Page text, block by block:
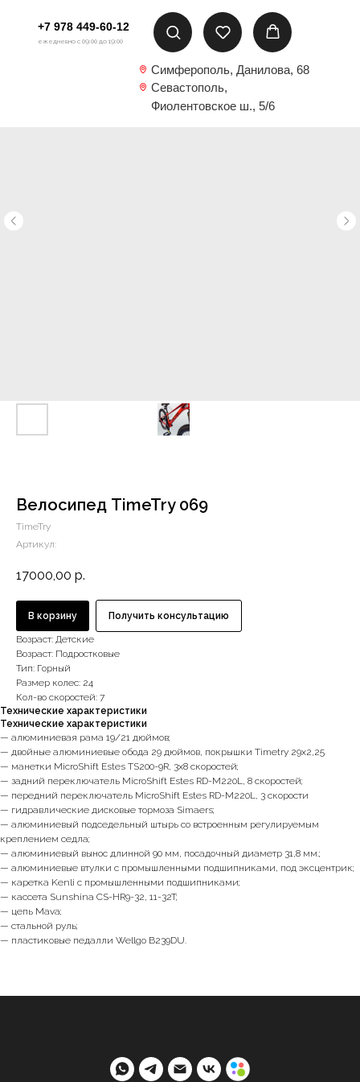
Севастополь,
Фиолентовское ш., 5/6
Симферополь, Данилова, 68
+7 978 449-60-12
ежедневно с 09:00 до 19:00
Велосипед TimeTry 069
TimeTry
Артикул:
17000,00 р.
В корзину Получить консультацию
Возраст: Детские
Возраст: Подростковые
Тип: Горный
Размер колес: 24
Кол-во скоростей: 7
Технические характеристики
Технические характеристики
— алюминиевая рама 19/21 дюймов;
— двойные алюминиевые обода 29 дюймов, покрышки Timetry 29х2,25
— манетки MicroShift Estes TS200-9R, 3х8 скоростей;
— задний переключатель MicroShift Estes RD-M220L, 8 скоростей;
— передний переключатель MicroShift Estes RD-M220L, 3 скорости
— гидравлические дисковые тормоза Simaers;
— алюминиевый подседельный штырь со встроенным регулируемым
креплением седла;
— алюминиевый вынос длинной 90 мм, посадочный диаметр 31,8 мм.;
— алюминиевые втулки с промышленными подшипниками, под эксцентрик;
— каретка Kenli c промышленными подшипниками;
— кассета Sunshina CS-HR9-32, 11-32T;
— цепь Mava;
— стальной руль;
— пластиковые педалли Wellgo B239DU.